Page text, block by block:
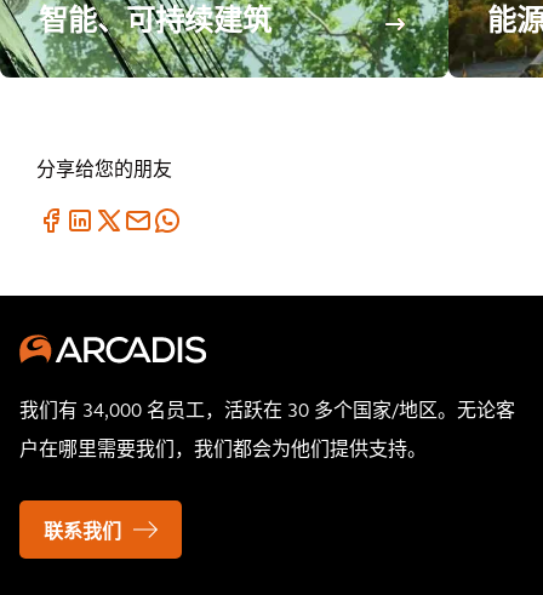
智能、可持续建筑 能
分享给您的朋友
我们有 34,000 名员工，活跃在 30 多个国家/地区。无论客
户在哪里需要我们，我们都会为他们提供支持。
联系我们